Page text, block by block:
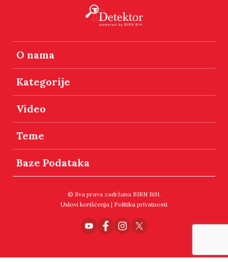
O nama
Kategorije
Video
Teme
Baze Podataka
© Sva prava zadržana BIRN BiH.
Uslovi korišćenja | Politika privatnosti